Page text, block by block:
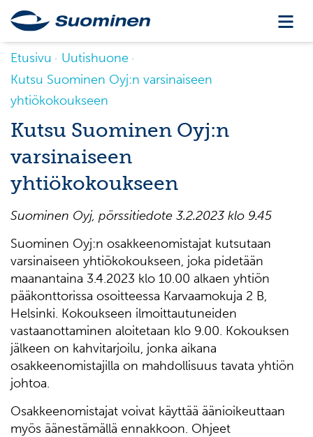
Etusivu
Uutishuone
Kutsu Suominen Oyj:n varsinaiseen
yhtiökokoukseen
Kutsu Suominen Oyj:n
varsinaiseen
yhtiökokoukseen
Suominen Oyj, pörssitiedote 3.2.2023 klo 9.45
Suominen Oyj:n osakkeenomistajat kutsutaan
varsinaiseen yhtiökokoukseen, joka pidetään
maanantaina 3.4.2023 klo 10.00 alkaen yhtiön
pääkonttorissa osoitteessa Karvaamokuja 2 B,
Helsinki. Kokoukseen ilmoittautuneiden
vastaanottaminen aloitetaan klo 9.00. Kokouksen
jälkeen on kahvitarjoilu, jonka aikana
osakkeenomistajilla on mahdollisuus tavata yhtiön
johtoa.
Osakkeenomistajat voivat käyttää äänioikeuttaan
myös äänestämällä ennakkoon. Ohjeet